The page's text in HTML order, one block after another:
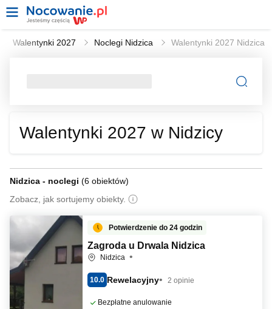
Walentynki 2027 Noclegi Nidzica Walentynki 2027 Nidzica
Walentynki 2027 w Nidzicy
Nidzica - noclegi (6 obiektów)
Zobacz, jak sortujemy obiekty.
Potwierdzenie do 24 godzin
Zagroda u Drwala Nidzica
Nidzica
10.0 Rewelacyjny 2 opinie
Bezpłatne anulowanie